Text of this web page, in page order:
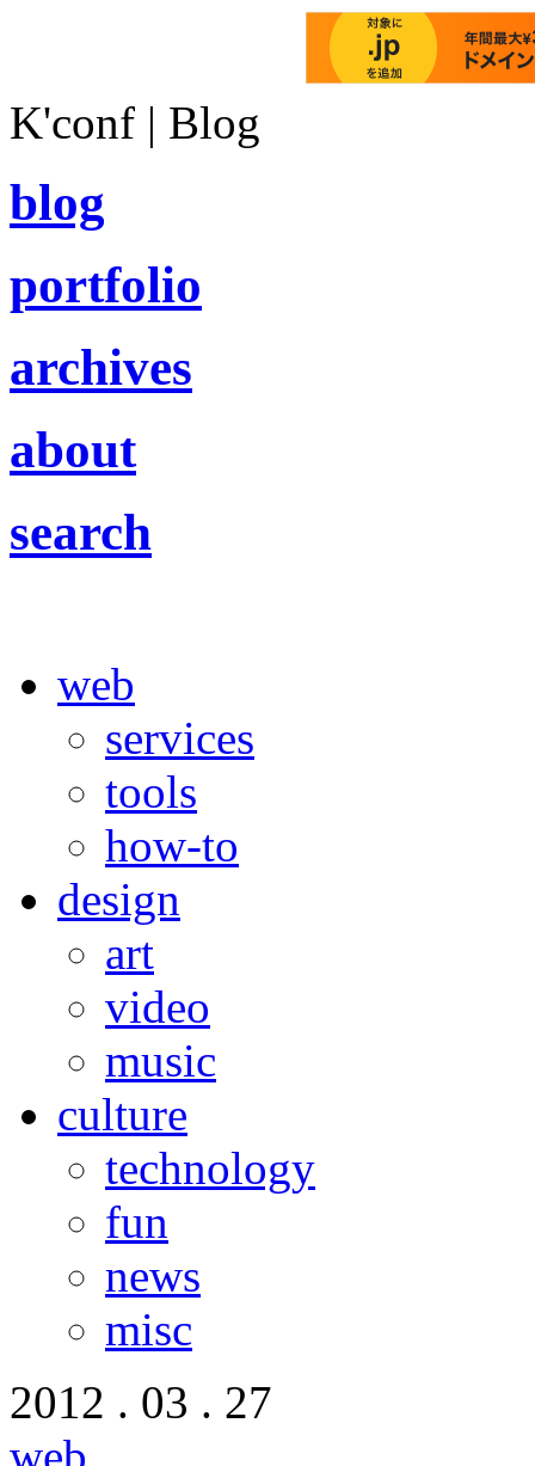
K'conf | Blog
blog
portfolio
archives
about
search
web
services
tools
how-to
design
art
video
music
culture
technology
fun
news
misc
2012 . 03 . 27